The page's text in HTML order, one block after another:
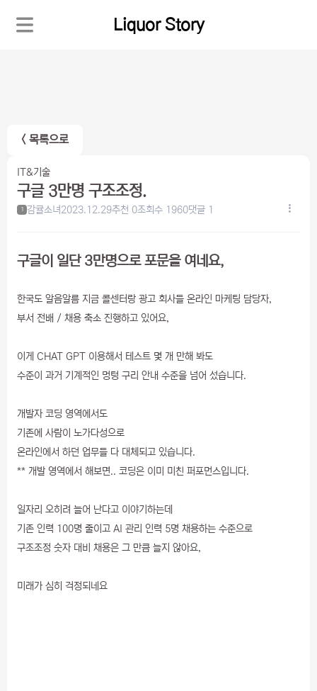
Liquor Story
< 목록으로
IT&기술
구글 3만명 구조조정.
1 감귤소녀2023.12.29추천 0조회수 1960댓글 1
구글이 일단 3만명으로 포문을 여네요,
한국도 알음알름 지금 콜센터랑 광고 회사들 온라인 마케팅 담당자,
부서 전배 / 채용 축소 진행하고 있어요,
이게 CHAT GPT 이용해서 테스트 몇 개 만해 봐도
수준이 과거 기계적인 멍텅 구리 안내 수준을 넘어 섰습니다.
개발자 코딩 영역에서도
기존에 사람이 노가다성으로
온라인에서 하던 업무들 다 대체되고 있습니다.
** 개발 영역에서 해보면.. 코딩은 이미 미친 퍼포먼스입니다.
일자리 오히려 늘어 난다고 이야기하는데
기존 인력 100명 줄이고 AI 관리 인력 5명 채용하는 수준으로
구조조정 숫자 대비 채용은 그 만큼 늘지 않아요,
미래가 심히 걱정되네요